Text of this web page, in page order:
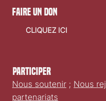
Participer
Nous soutenir ; Nous
partenariats
faire un don
CLIQUEZ ICI